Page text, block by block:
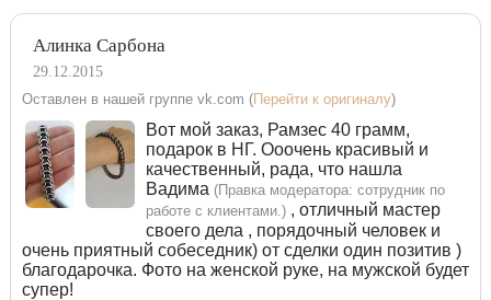
Алинка Сарбона
29.12.2015
Оставлен в нашей группе vk.com (Перейти к оригиналу)
Вот мой заказ, Рамзес 40 грамм,
подарок в НГ. Ооочень красивый и
качественный, рада, что нашла
Вадима (Правка модератора: сотрудник по
работе с клиентами.), отличный мастер
своего дела , порядочный человек и
очень приятный собеседник) от сделки один позитив )
благодарочка. Фото на женской руке, на мужской будет
супер!